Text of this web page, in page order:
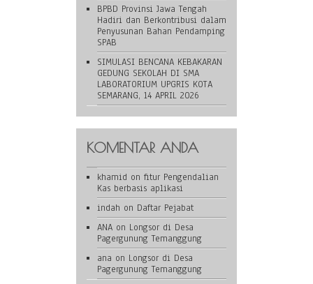
BPBD Provinsi Jawa Tengah
Hadiri dan Berkontribusi dalam
Penyusunan Bahan Pendamping
SPAB
SIMULASI BENCANA KEBAKARAN
GEDUNG SEKOLAH DI SMA
LABORATORIUM UPGRIS KOTA
SEMARANG, 14 APRIL 2026
KOMENTAR ANDA
khamid on fitur Pengendalian
Kas berbasis aplikasi
indah on Daftar Pejabat
ANA on Longsor di Desa
Pagergunung Temanggung
ana on Longsor di Desa
Pagergunung Temanggung